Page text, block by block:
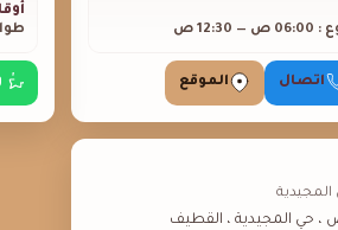
ص
اتصال الموقع
طوال
المجيدية
، حي المجيدية ، القطيف